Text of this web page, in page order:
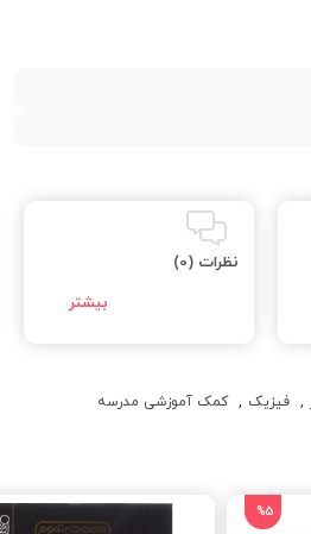
نظرات (0)
, فیزیک , کمک آموزشی مدرسه